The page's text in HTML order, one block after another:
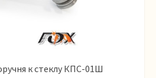
к стеклу КПС-01Ш